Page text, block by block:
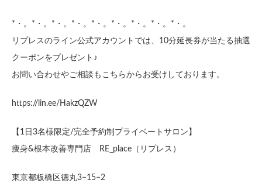
*・。*・。*・。*・。*・。*・。*・。*・。*・。
リプレスのライン公式アカウントでは、10分延長券が当たる抽選
クーポンをプレゼント♪
お問い合わせやご相談もこちらからお受けしております。
https://lin.ee/HakzQZW
【1日3名様限定/完全予約制プライベートサロン】
痩身&根本改善専門店 RE_place（リプレス）
東京都板橋区徳丸3−15−2